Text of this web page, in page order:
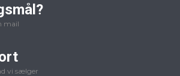
mail
vi sælger